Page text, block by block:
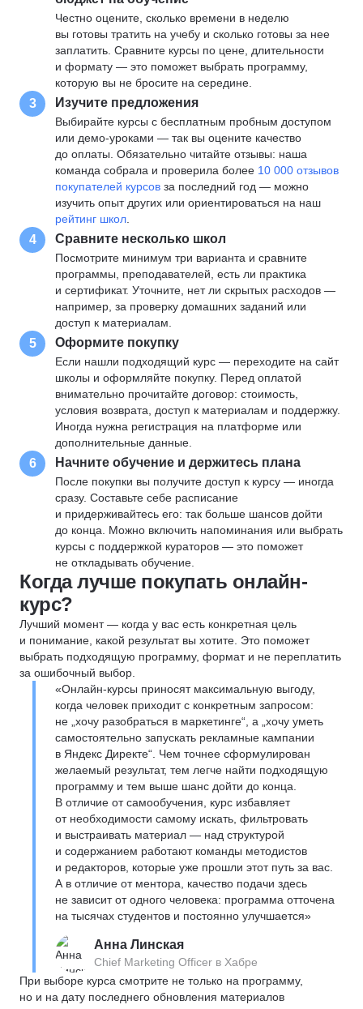
Честно оцените, сколько времени в неделю
вы готовы тратить на учебу и сколько готовы за нее
заплатить. Сравните курсы по цене, длительности
и формату — это поможет выбрать программу,
которую вы не бросите на середине.
3 Изучите предложения
Выбирайте курсы с бесплатным пробным доступом
или демо-уроками — так вы оцените качество
до оплаты. Обязательно читайте отзывы: наша
команда собрала и проверила более 10 000 отзывов
покупателей курсов за последний год — можно
изучить опыт других или ориентироваться на наш
рейтинг школ
4 Сравните несколько школ
Посмотрите минимум три варианта и сравните
программы, преподавателей, есть ли практика
и сертификат. Уточните, нет ли скрытых расходов —
например, за проверку домашних заданий или
доступ к материалам.
5 Оформите покупку
Если нашли подходящий курс — переходите на сайт
школы и оформляйте покупку. Перед оплатой
внимательно прочитайте договор: стоимость,
условия возврата, доступ к материалам и поддержку.
Иногда нужна регистрация на платформе или
дополнительные данные.
6 Начните обучение и держитесь плана
После покупки вы получите доступ к курсу — иногда
сразу. Составьте себе расписание
и придерживайтесь его: так больше шансов дойти
до конца. Можно включить напоминания или выбрать
курсы с поддержкой кураторов — это поможет
не откладывать обучение.
Когда лучше покупать онлайн-
курс?
Лучший момент — когда у вас есть конкретная цель
и понимание, какой результат вы хотите. Это поможет
выбрать подходящую программу, формат и не переплатить
за ошибочный выбор.
«Онлайн-курсы приносят максимальную выгоду,
когда человек приходит с конкретным запросом:
не „хочу разобраться в маркетинге“, а „хочу уметь
самостоятельно запускать рекламные кампании
в Яндекс Директе“. Чем точнее сформулирован
желаемый результат, тем легче найти подходящую
программу и тем выше шанс дойти до конца.
В отличие от самообучения, курс избавляет
от необходимости самому искать, фильтровать
и выстраивать материал — над структурой
и содержанием работают команды методистов
и редакторов, которые уже прошли этот путь за вас.
А в отличие от ментора, качество подачи здесь
не зависит от одного человека: программа отточена
на тысячах студентов и постоянно улучшается»
Анна Линская
Chief Marketing Officer в Хабре
При выборе курса смотрите не только на программу,
но и на дату последнего обновления материалов